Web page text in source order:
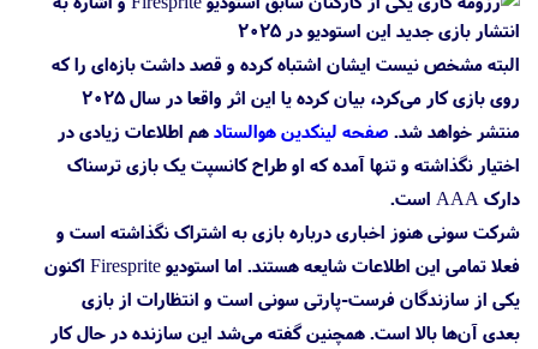
البته مشخص نیست ایشان اشتباه کرده و قصد داشت بازه‌ای را که
روی بازی کار می‌کرد، بیان کرده یا این اثر واقعا در سال ۲۰۲۵
منتشر خواهد شد. صفحه لینکدین هوالستادهم اطلاعات زیادی در
اختیار نگذاشته و تنها آمده که او طراح کانسپت یک بازی ترسناک
دارک AAA است.
شرکت سونی هنوز اخباری درباره بازی به اشتراک نگذاشته است و
فعلا تمامی این اطلاعات شایعه هستند. اما استودیو Firesprite اکنون
یکی از سازندگان فرست-پارتی سونی است و انتظارات از بازی
بعدی آن‌ها بالا است. همچنین گفته می‌شد این سازنده در حال کار